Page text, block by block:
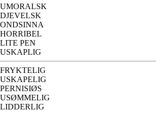
UMORALSK
DJEVELSK
ONDSINNA
HORRIBEL
LITE PEN
USKAPLIG
FRYKTELIG
USKAPELIG
PERNISIØS
USØMMELIG
LIDDERLIG